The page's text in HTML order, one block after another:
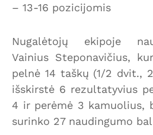
– 13-16 pozicijomis
Nugalėtojų ekipoje
Vainius Steponavičius,
pelnė 14 taškų (1/2 dvit.,
išskirstė 6 rezultatyvius
4 ir perėmė 3 kamuolius,
surinko 27 naudingumo